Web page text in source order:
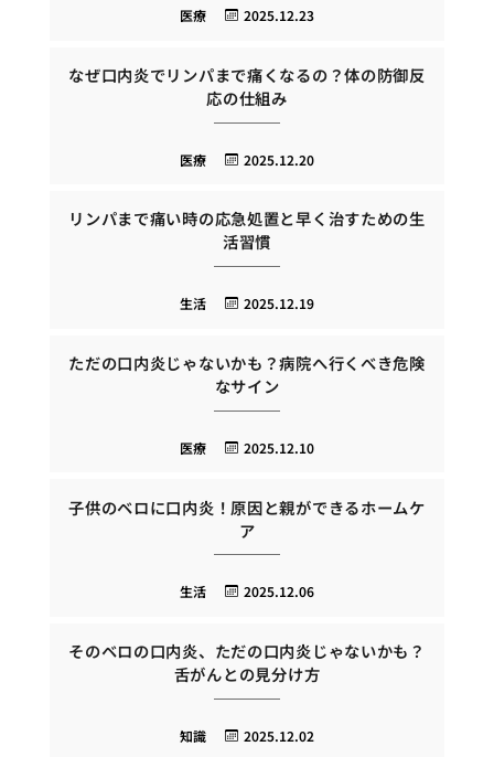
2025.12.23
医療
なぜ口内炎でリンパまで痛くなるの？体の防御反
応の仕組み
2025.12.20
医療
リンパまで痛い時の応急処置と早く治すための生
活習慣
2025.12.19
生活
ただの口内炎じゃないかも？病院へ行くべき危険
なサイン
2025.12.10
医療
子供のベロに口内炎！原因と親ができるホームケ
ア
2025.12.06
生活
そのベロの口内炎、ただの口内炎じゃないかも？
舌がんとの見分け方
2025.12.02
知識